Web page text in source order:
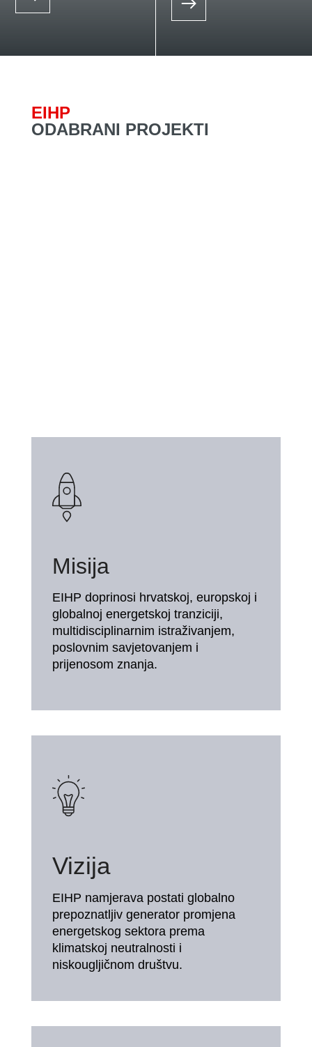
EIHP
ODABRANI PROJEKTI
Misija
EIHP doprinosi hrvatskoj, europskoj i
globalnoj energetskoj tranziciji,
multidisciplinarnim istraživanjem,
poslovnim savjetovanjem i
prijenosom znanja.
Vizija
EIHP namjerava postati globalno
prepoznatljiv generator promjena
energetskog sektora prema
klimatskoj neutralnosti i
niskougljičnom društvu.